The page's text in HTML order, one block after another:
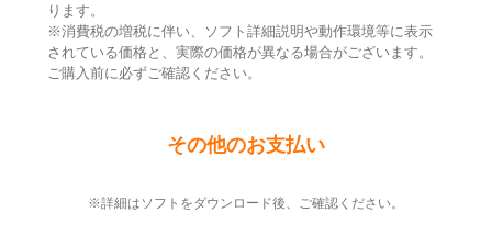
ります。
※消費税の増税に伴い、ソフト詳細説明や動作環境等に表示
されている価格と、実際の価格が異なる場合がございます。
ご購入前に必ずご確認ください。
その他のお支払い
※詳細はソフトをダウンロード後、ご確認ください。